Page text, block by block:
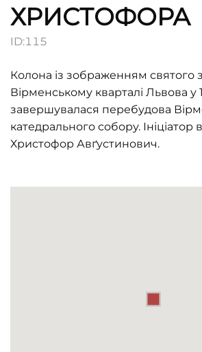
ХРИСТОФОРА
ID:115
Колона із зображенням святого
Вірменському кварталі Львова у
завершувалася перебудова
катедрального собору.
Христофор Авґустинович.